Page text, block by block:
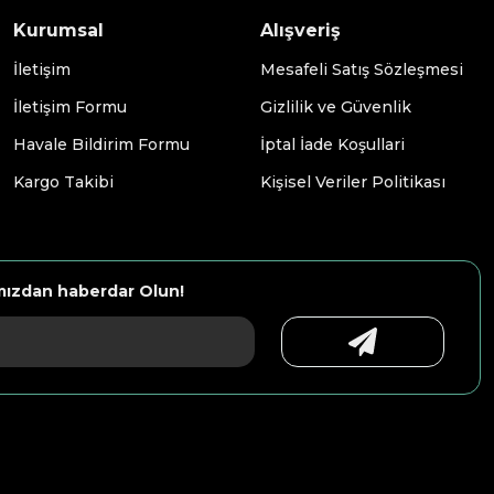
Kurumsal
İletişim
İletişim Formu
Havale Bildirim Formu
Kargo Takibi
Alışveriş
Mesafeli Satış Sözleşmesi
Gizlilik ve Güvenlik
İptal İade Koşullari
Kişisel Veriler Politikası
haberdar Olun!